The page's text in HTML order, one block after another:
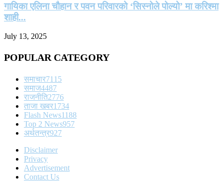
गायिका एलिना चौहान र पवन परिवारको ‘सिस्नोले पोल्यो’ मा करिश्मा
शाही...
July 13, 2025
POPULAR CATEGORY
समाचार7115
समाज4487
राजनीति2776
ताजा खबर1734
Flash News1188
Top 2 News957
अर्थतन्त्र927
Disclaimer
Privacy
Advertisement
Contact Us